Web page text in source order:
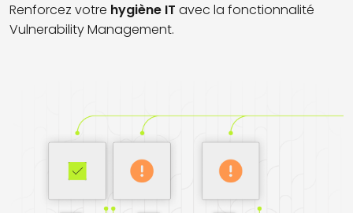
Renforcez votre hygiène IT avec la fonctionnalité
VulnerabilityManagement.